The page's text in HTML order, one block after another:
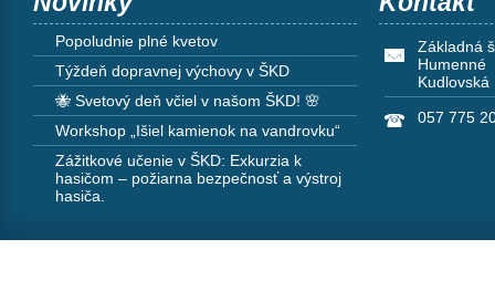
Popoludnie plné kvetov
Týždeň dopravnej výchovy v ŠKD
🐝 Svetový deň včiel v našom ŠKD! 🌸
Workshop „Išiel kamienok na vandrovku“
Zážitkové učenie v ŠKD: Exkurzia k
hasičom – požiarna bezpečnosť a výstroj
hasiča.
Základná
Humenné
Kudlovská
057 775